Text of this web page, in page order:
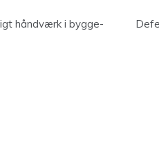
håndværk i bygge-